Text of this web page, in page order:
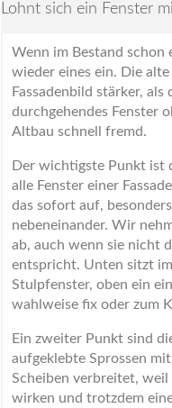
Lohnt sich ein Fenster
Wenn im Bestand
wieder eines ein. Die
Fassadenbild stärker,
durchgehendes Fenster
Altbau schnell fremd.
Der wichtigste Punkt ist
alle Fenster einer
das sofort auf,
nebeneinander. Wir
ab, auch wenn sie nicht
entspricht. Unten sitzt
Stulpfenster, oben ein
wahlweise fix oder zum
Ein zweiter Punkt sind
aufgeklebte Sprossen
Scheiben verbreitet, weil
wirken und trotzdem